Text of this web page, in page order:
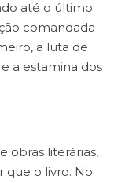
até o último
comandada
a luta de
a estamina dos
obras literárias,
que o livro. No